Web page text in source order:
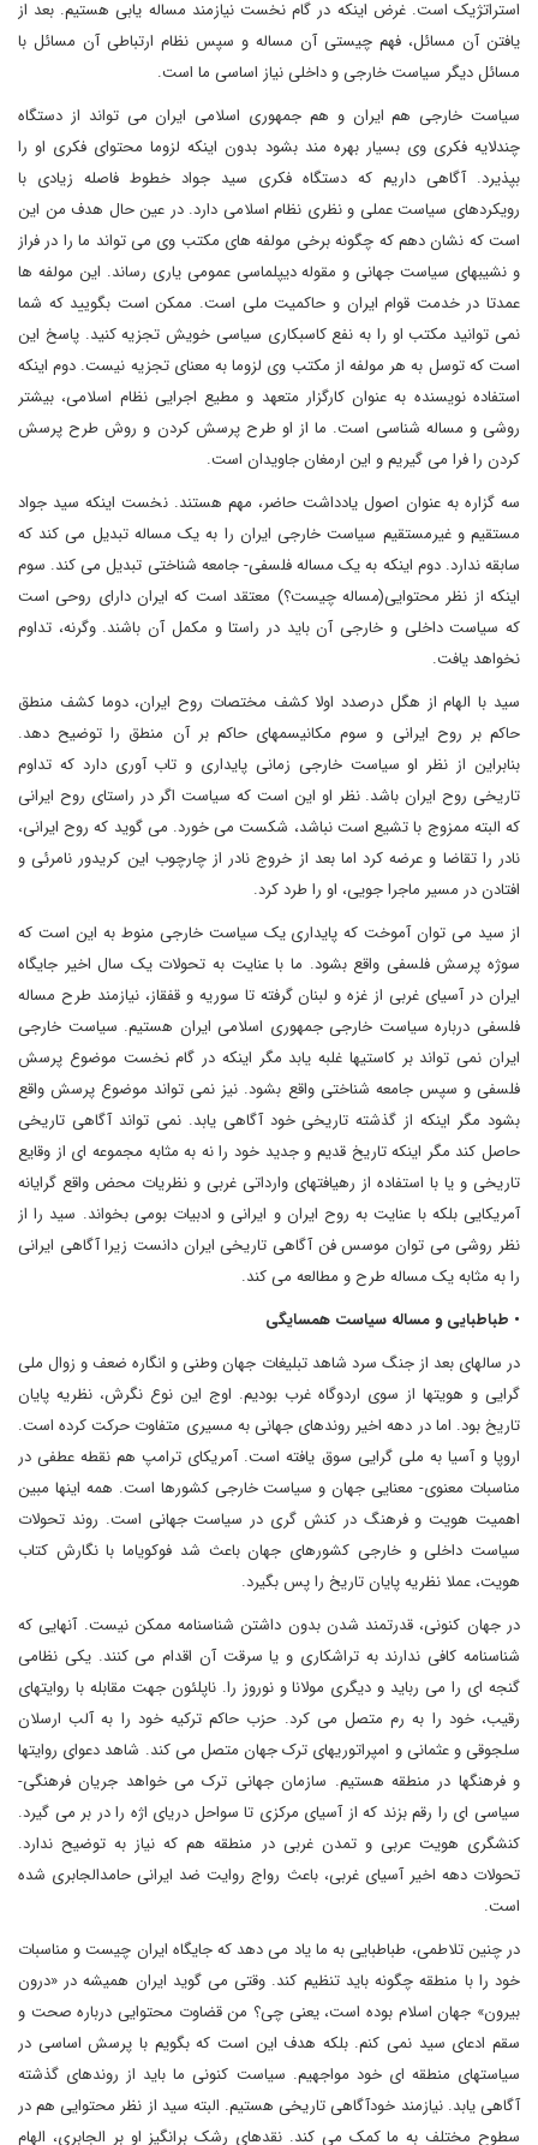
استراتژیک است. غرض اینکه در گام نخست نیازمند مساله یابی هستیم. بعد از
یافتن آن مسائل، فهم چیستی آن مساله و سپس نظام ارتباطی آن مسائل با
مسائل دیگر سیاست خارجی و داخلی نیاز اساسی ما است.
سیاست خارجی هم ایران و هم جمهوری اسلامی ایران می تواند از دستگاه
چندلایه فکری وی بسیار بهره مند بشود بدون اینکه لزوما محتوای فکری او را
بپذیرد. آگاهی داریم که دستگاه فکری سید جواد خطوط فاصله زیادی با
رویکردهای سیاست عملی و نظری نظام اسلامی دارد. در عین حال هدف من این
است که نشان دهم که چگونه برخی مولفه های مکتب وی می تواند ما را در فراز
و نشیبهای سیاست جهانی و مقوله دیپلماسی عمومی یاری رساند. این مولفه ها
عمدتا در خدمت قوام ایران و حاکمیت ملی است. ممکن است بگویید که شما
نمی توانید مکتب او را به نفع کاسبکاری سیاسی خویش تجزیه کنید. پاسخ این
است که توسل به هر مولفه از مکتب وی لزوما به معنای تجزیه نیست. دوم اینکه
استفاده نویسنده به عنوان کارگزار متعهد و مطیع اجرایی نظام اسلامی، بیشتر
روشی و مساله شناسی است. ما از او طرح پرسش کردن و روش طرح پرسش
کردن را فرا می گیریم و این ارمغان جاویدان است.
سه گزاره به عنوان اصول یادداشت حاضر، مهم هستند. نخست اینکه سید جواد
مستقیم و غیرمستقیم سیاست خارجی ایران را به یک مساله تبدیل می کند که
سابقه ندارد. دوم اینکه به یک مساله فلسفی- جامعه شناختی تبدیل می کند. سوم
اینکه از نظر محتوایی(مساله چیست؟) معتقد است که ایران دارای روحی است
که سیاست داخلی و خارجی آن باید در راستا و مکمل آن باشند. وگرنه، تداوم
نخواهد یافت.
سید با الهام از هگل درصدد اولا کشف مختصات روح ایران، دوما کشف منطق
حاکم بر روح ایرانی و سوم مکانیسمهای حاکم بر آن منطق را توضیح دهد.
بنابراین از نظر او سیاست خارجی زمانی پایداری و تاب آوری دارد که تداوم
تاریخی روح ایران باشد. نظر او این است که سیاست اگر در راستای روح ایرانی
که البته ممزوج با تشیع است نباشد، شکست می خورد. می گوید که روح ایرانی،
نادر را تقاضا و عرضه کرد اما بعد از خروج نادر از چارچوب این کریدور نامرئی و
افتادن در مسیر ماجرا جویی، او را طرد کرد.
از سید می توان آموخت که پایداری یک سیاست خارجی منوط به این است که
سوژه پرسش فلسفی واقع بشود. ما با عنایت به تحولات یک سال اخیر جایگاه
ایران در آسیای غربی از غزه و لبنان گرفته تا سوریه و قفقاز، نیازمند طرح مساله
فلسفی درباره سیاست خارجی جمهوری اسلامی ایران هستیم. سیاست خارجی
ایران نمی تواند بر کاستیها غلبه یابد مگر اینکه در گام نخست موضوع پرسش
فلسفی و سپس جامعه شناختی واقع بشود. نیز نمی تواند موضوع پرسش واقع
بشود مگر اینکه از گذشته تاریخی خود آگاهی یابد. نمی تواند آگاهی تاریخی
حاصل کند مگر اینکه تاریخ قدیم و جدید خود را نه به مثابه مجموعه ای از وقایع
تاریخی و یا با استفاده از رهیافتهای وارداتی غربی و نظریات محض واقع گرایانه
آمریکایی بلکه با عنایت به روح ایران و ایرانی و ادبیات بومی بخواند. سید را از
نظر روشی می توان موسس فن آگاهی تاریخی ایران دانست زیرا آگاهی ایرانی
را به مثابه یک مساله طرح و مطالعه می کند.
• طباطبایی و مساله سیاست همسایگی
در سالهای بعد از جنگ سرد شاهد تبلیغات جهان وطنی و انگاره ضعف و زوال ملی
گرایی و هویتها از سوی اردوگاه غرب بودیم. اوج این نوع نگرش، نظریه پایان
تاریخ بود. اما در دهه اخیر روندهای جهانی به مسیری متفاوت حرکت کرده است.
اروپا و آسیا به ملی گرایی سوق یافته است. آمریکای ترامپ هم نقطه عطفی در
مناسبات معنوی- معنایی جهان و سیاست خارجی کشورها است. همه اینها مبین
اهمیت هویت و فرهنگ در کنش گری در سیاست جهانی است. روند تحولات
سیاست داخلی و خارجی کشورهای جهان باعث شد فوکویاما با نگارش کتاب
هویت، عملا نظریه پایان تاریخ را پس بگیرد.
در جهان کنونی، قدرتمند شدن بدون داشتن شناسنامه ممکن نیست. آنهایی که
شناسنامه کافی ندارند به تراشکاری و یا سرقت آن اقدام می کنند. یکی نظامی
گنجه ای را می رباید و دیگری مولانا و نوروز را. ناپلئون جهت مقابله با روایتهای
رقیب، خود را به رم متصل می کرد. حزب حاکم ترکیه خود را به آلب ارسلان
سلجوقی و عثمانی و امپراتوریهای ترک جهان متصل می کند. شاهد دعوای روایتها
و فرهنگها در منطقه هستیم. سازمان جهانی ترک می خواهد جریان فرهنگی-
سیاسی ای را رقم بزند که از آسیای مرکزی تا سواحل دریای اژه را در بر می گیرد.
کنشگری هویت عربی و تمدن غربی در منطقه هم که نیاز به توضیح ندارد.
تحولات دهه اخیر آسیای غربی، باعث رواج روایت ضد ایرانی حامدالجابری شده
است.
در چنین تلاطمی، طباطبایی به ما یاد می دهد که جایگاه ایران چیست و مناسبات
خود را با منطقه چگونه باید تنظیم کند. وقتی می گوید ایران همیشه در «درون
بیرون» جهان اسلام بوده است، یعنی چی؟ من قضاوت محتوایی درباره صحت و
سقم ادعای سید نمی کنم. بلکه هدف این است که بگویم با پرسش اساسی در
سیاستهای منطقه ای خود مواجهیم. سیاست کنونی ما باید از روندهای گذشته
آگاهی یابد. نیازمند خودآگاهی تاریخی هستیم. البته سید از نظر محتوایی هم در
سطوح مختلف به ما کمک می کند. نقدهای رشک برانگیز او بر الجابری، الهام